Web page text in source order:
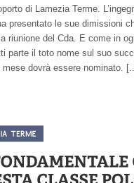
di Lamezia Terme.
presentato le sue dimissioni
riunione del Cda. E come in
parte il toto nome sul suo
mese dovrà essere nominato.